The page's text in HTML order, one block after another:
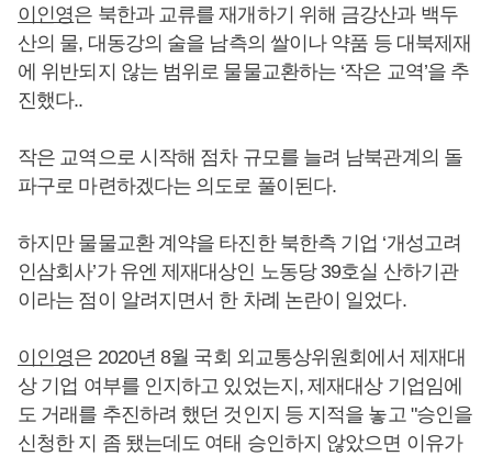
이인영은 북한과 교류를 재개하기 위해 금강산과 백두
산의 물, 대동강의 술을 남측의 쌀이나 약품 등 대북제재
에 위반되지 않는 범위로 물물교환하는 ‘작은 교역’을 추
진했다..
작은 교역으로 시작해 점차 규모를 늘려 남북관계의 돌
파구로 마련하겠다는 의도로 풀이된다.
하지만 물물교환 계약을 타진한 북한측 기업 ‘개성고려
인삼회사’가 유엔 제재대상인 노동당 39호실 산하기관
이라는 점이 알려지면서 한 차례 논란이 일었다.
이인영은 2020년 8월 국회 외교통상위원회에서 제재대
상 기업 여부를 인지하고 있었는지, 제재대상 기업임에
도 거래를 추진하려 했던 것인지 등 지적을 놓고 "승인을
신청한 지 좀 됐는데도 여태 승인하지 않았으면 이유가